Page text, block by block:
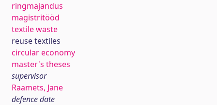
ringmajandus
magistritööd
textile waste
reuse textiles
circular economy
master's theses
supervisor
Raamets, Jane
defence date